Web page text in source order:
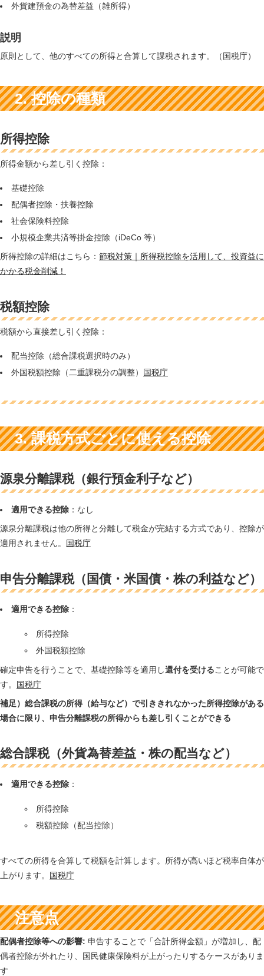
外貨建預金の為替差益（雑所得）
説明
原則として、他のすべての所得と合算して課税されます。（国税庁）
2. 控除の種類
所得控除
所得金額から差し引く控除：
基礎控除
配偶者控除・扶養控除
社会保険料控除
小規模企業共済等掛金控除（iDeCo 等）
所得控除の詳細はこちら： 節税対策｜所得税控除を活用して、投資益に
かかる税金削減！
税額控除
税額から直接差し引く控除：
配当控除（総合課税選択時のみ）
外国税額控除（二重課税分の調整）
国税庁
3. 課税方式ごとに使える控除
源泉分離課税（銀行預金利子など）
適用できる控除 ：なし
源泉分離課税は他の所得と分離して税金が完結する方式であり、控除が
適用されません。
国税庁
申告分離課税（国債・米国債・株の利益など）
適用できる控除 ：
所得控除
外国税額控除
確定申告を行うことで、基礎控除等を適用し還付を受けることが可能で
す。
国税庁
補足）総合課税の所得（給与など）で引ききれなかった所得控除がある
場合に限り、申告分離課税の所得からも差し引くことができる
総合課税（外貨為替差益・株の配当など）
適用できる控除 ：
所得控除
税額控除（配当控除）
すべての所得を合算して税額を計算します。所得が高いほど税率自体が
上がります。
国税庁
注意点
配偶者控除等への影響: 申告することで「合計所得金額」が増加し、配
偶者控除が外れたり、国民健康保険料が上がったりするケースがありま
す